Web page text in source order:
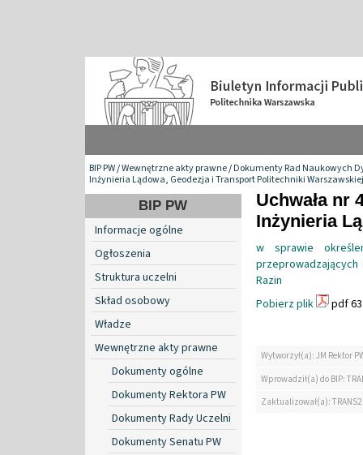
BIP PW/Wewnętrzne akty prawne/Dokumenty Rad Naukowych
Inżynieria Lądowa, Geodezja i Transport Politechniki Warszawskiej
BIP PW
Informacje ogólne
Ogłoszenia
Struktura uczelni
Skład osobowy
Władze
Wewnętrzne akty prawne
Dokumenty ogólne
Dokumenty Rektora PW
Dokumenty Rady Uczelni
Dokumenty Senatu PW
Uchwała nr
Inżynieria
w sprawie
Razin
Pobierz plik
pdf
Wytworzył(a): JM Rektor
Wprowadził(a) do BIP:
Zaktualizował(a):